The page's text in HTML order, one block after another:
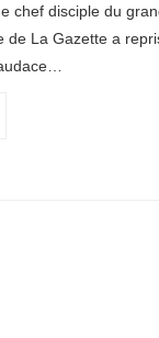
chef disciple du
de La Gazette a